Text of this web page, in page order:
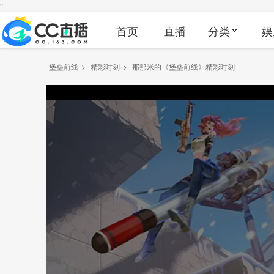
"
首页 直播 分类
堡垒前线 > 精彩时刻 > 那那米的《堡垒前线》精彩时刻